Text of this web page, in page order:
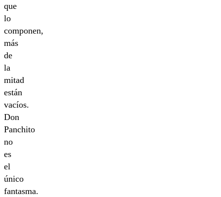
que
lo
componen,
más
de
la
mitad
están
vacíos.
Don
Panchito
no
es
el
único
fantasma.